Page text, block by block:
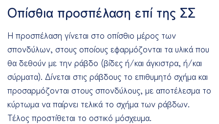
Οπίσθια προσπέλαση επί της ΣΣ
Η προσπέλαση γίνεται στο οπίσθιο μέρος των
σπονδύλων, στους οποίους εφαρμόζονται τα υλικά που
θα δεθούν με την ράβδο (βίδες ή/και άγκιστρα, ή/και
σύρματα). Δίνεται στις ράβδους το επιθυμητό σχήμα και
προσαρμόζονται στους σπονδύλους, με αποτέλεσμα το
κύρτωμα να παίρνει τελικά το σχήμα των ράβδων.
Τέλος προστίθεται το οστικό μόσχευμα.